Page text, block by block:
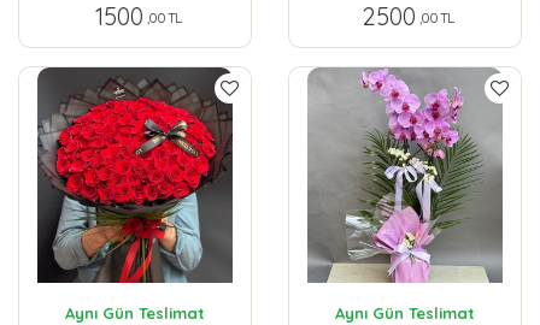
1500 ,00 TL 2500 ,00 TL
Aynı Gün Teslimat Aynı Gün Teslimat